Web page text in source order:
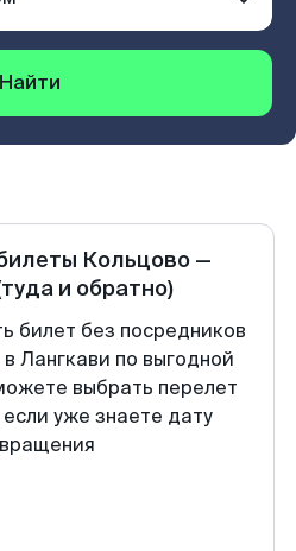
Найти
Кольцово —
и обратно)
билет без посредников
Лангкави по выгодной
выбрать перелет
уже знаете дату